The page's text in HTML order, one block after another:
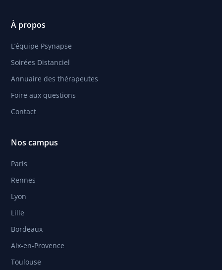
À propos
L’équipe Psynapse
Soirées Distanciel
Annuaire des thérapeutes
Foire aux questions
Contact
Nos campus
Paris
Rennes
Lyon
Lille
Bordeaux
Aix-en-Provence
Toulouse